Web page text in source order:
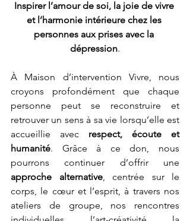
Inspirer l’amour de soi, la joie de vivre
et l’harmonie intérieure chez les
personnes aux prises avec la
dépression.
À Maison d’intervention Vivre, nous
croyons profondément que chaque
personne peut se reconstruire et
retrouver un sens à sa vie lorsqu’elle est
accueillie avec respect, écoute et
humanité. Grâce à ce don, nous
approche alternative, centrée sur le
corps, le cœur et l’esprit, à travers nos
ateliers de groupe, nos rencontres